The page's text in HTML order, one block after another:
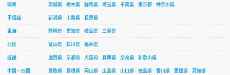
関東
茨城県 栃木県 群馬県 埼玉県 千葉県 東京都
神奈川県
甲信越
新潟県 山梨県
長野県
東海
静岡県 愛知県 岐阜県
三重県
北陸
富山県 石川県
福井県
近畿
滋賀県 京都府 大阪府 兵庫県 奈良県
和歌山県
中国・四国
鳥取県 島根県 岡山県 広島県 山口県 徳島県 香川県 愛媛県
高知県